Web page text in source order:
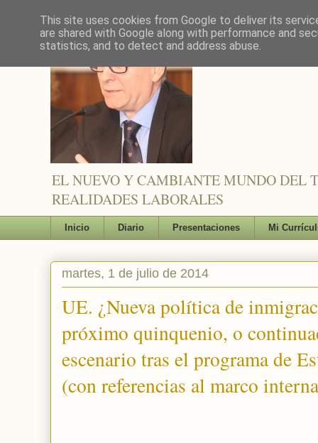
EL NUEVO Y CAMBIANTE MUNDO DEL
REALIDADES LABORALES
Inicio Diario Presentaciones Mi
martes, 1 de julio de 2014
UE. ¿Nueva política de
próximo quinquenio, o
escenario tras el programa de
(con referencias al marco
This site uses cookies from Google to deliver its
are shared with Google along with performance and
statistics, and to detect and address abuse.